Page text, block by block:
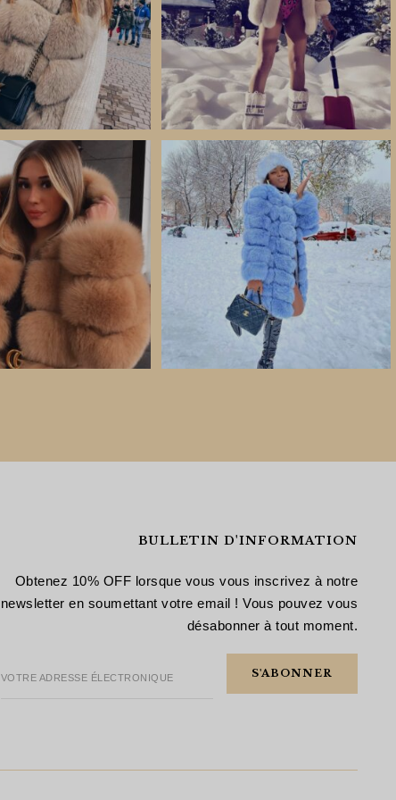
BULLETIN D'INFORMATION
Obtenez 10% OFF lorsque vous vous inscrivez à notre
newsletter en soumettant votre email ! Vous pouvez vous
désabonner à tout moment.
VOTRE ADRESSE ÉLECTRONIQUE